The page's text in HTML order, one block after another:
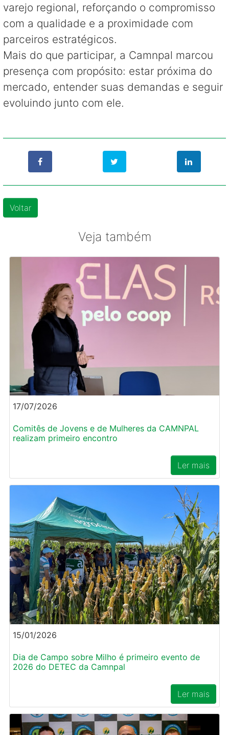
varejo regional, reforçando o compromisso
com a qualidade e a proximidade com
parceiros estratégicos.
Mais do que participar, a Camnpal marcou
presença com propósito: estar próxima do
mercado, entender suas demandas e seguir
evoluindo junto com ele.
Voltar
Veja também
17/07/2026
Comitês de Jovens e de Mulheres da CAMNPAL
realizam primeiro encontro
Ler mais
15/01/2026
Dia de Campo sobre Milho é primeiro evento de
2026 do DETEC da Camnpal
Ler mais